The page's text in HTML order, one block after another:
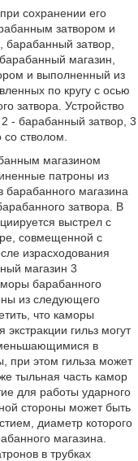
сохранении его
затвором и
затвор,
магазин,
и выполненный из
по кругу с осью
затвора. Устройство
2 - барабанный затвор, 3
стволом.
магазином
патроны из
барабанного магазина
затвора. В
выстрел с
совмещенной с
израсходования
магазин 3
барабанного
из следующего
что каморы
гильз могут
в
при этом гильза может
тыльная часть камор
для работы ударного
стороны может быть
диаметр которого
магазина.
в трубках